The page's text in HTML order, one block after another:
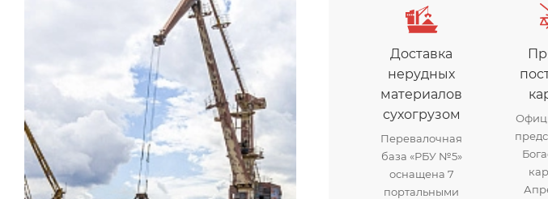
Доставка
нерудных
материалов
сухогрузом
Перевалочная
база «РБУ №5»
оснащена 7
портальными